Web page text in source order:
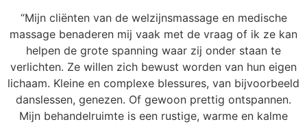
“Mijn cliënten van de welzijnsmassage en medische
massage benaderen mij vaak met de vraag of ik ze kan
helpen de grote spanning waar zij onder staan te
verlichten. Ze willen zich bewust worden van hun eigen
lichaam. Kleine en complexe blessures, van bijvoorbeeld
danslessen, genezen. Of gewoon prettig ontspannen.
Mijn behandelruimte is een rustige, warme en kalme